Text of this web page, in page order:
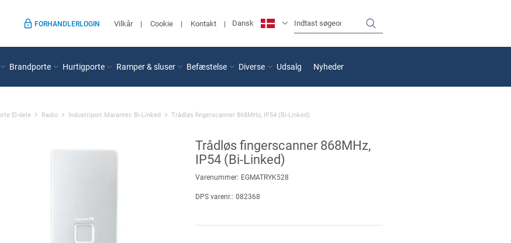
FORHANDLERLOGIN Vilkår Cookie Kontakt Dansk
Brandporte Hurtigporte Ramper & sluser Befæstelse Diverse Udsalg Nyheder
El-dele Radio Industriport Marantec Bi-Linked Trådløs fingerscanner 868MHz, IP54 (Bi-Linked)
Trådløs fingerscanner 868MHz,
IP54 (Bi-Linked)
Varenummer: EGMATRYK528
DPS varenr.: 082368